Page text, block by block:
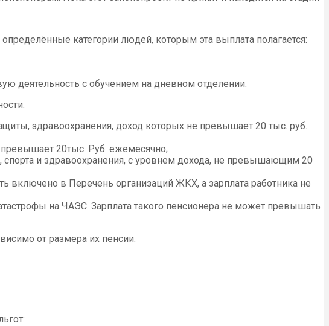
категории людей, которым эта выплата полагается:
деятельность с обучением на дневном отделении.
здравоохранения, доход которых не превышает 20 тыс. руб.
20тыс. Руб. ежемесячно;
и здравоохранения, с уровнем дохода, не превышающим 20
включено в Перечень организаций ЖКХ, а зарплата работника не
на ЧАЭС. Зарплата такого пенсионера не может превышать
от размера их пенсии.